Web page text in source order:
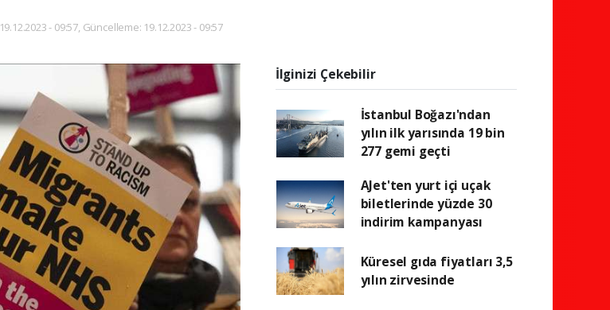
19.12.2023 - 09:57, Güncelleme: 19.12.2023 - 09:57
İlginizi Çekebilir
İstanbul Boğazı'ndan
yılın ilk yarısında 19 bin
277 gemi geçti
AJet'ten yurt içi uçak
biletlerinde yüzde 30
indirim kampanyası
Küresel gıda fiyatları 3,5
yılın zirvesinde